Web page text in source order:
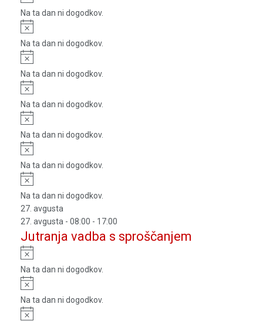
Na ta dan ni dogodkov.
Notice
Na ta dan ni dogodkov.
Notice
Na ta dan ni dogodkov.
Notice
Na ta dan ni dogodkov.
Notice
Na ta dan ni dogodkov.
Notice
Na ta dan ni dogodkov.
Notice
Na ta dan ni dogodkov.
27. avgusta
27. avgusta - 08:00 - 17:00
Jutranja vadba s sproščanjem
Notice
Na ta dan ni dogodkov.
Notice
Na ta dan ni dogodkov.
Notice